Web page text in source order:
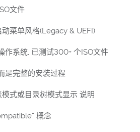
文件
菜单风格(Legacy & UEFI)
作系统, 已测试300+ 个ISO文件
是完整的安装过程
式或目录树模式显示 说明
概念